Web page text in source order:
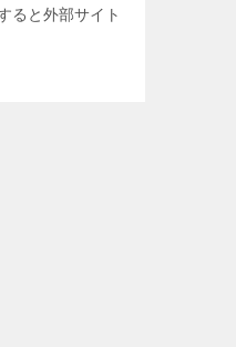
ると外部サイト